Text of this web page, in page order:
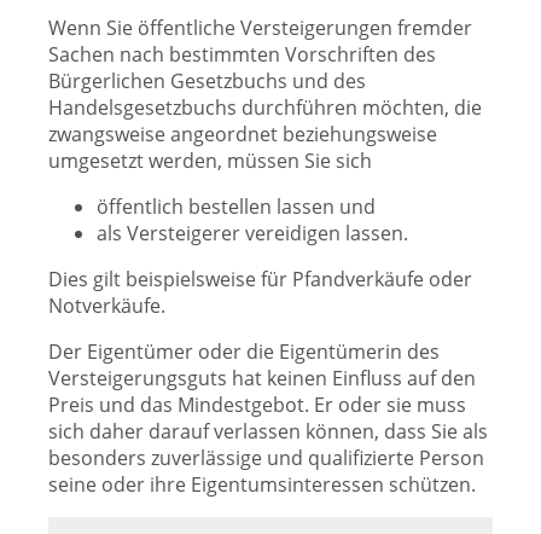
Wenn Sie öffentliche Versteigerungen fremder
Sachen nach bestimmten Vorschriften des
Bürgerlichen Gesetzbuchs und des
Handelsgesetzbuchs durchführen möchten, die
zwangsweise angeordnet beziehungsweise
umgesetzt werden, müssen Sie sich
öffentlich bestellen lassen und
als Versteigerer vereidigen lassen.
Dies gilt beispielsweise für Pfandverkäufe oder
Notverkäufe.
Der Eigentümer oder die Eigentümerin des
Versteigerungsguts hat keinen Einfluss auf den
Preis und das Mindestgebot. Er oder sie muss
sich daher darauf verlassen können, dass Sie als
besonders zuverlässige und qualifizierte Person
seine oder ihre Eigentumsinteressen schützen.